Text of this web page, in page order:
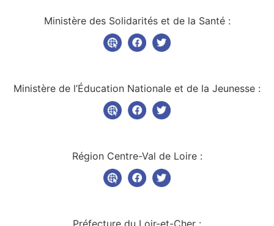
Ministère des Solidarités et de la Santé :
Ministère de l’Éducation Nationale et de la Jeunesse :
Région Centre-Val de Loire :
Préfecture du Loir-et-Cher :